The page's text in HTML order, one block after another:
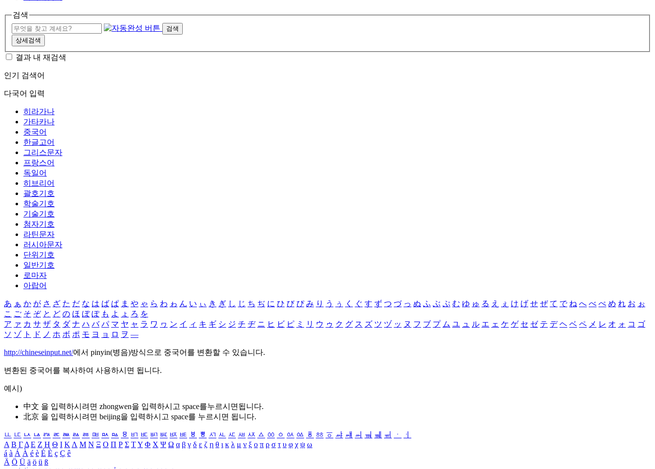
검색
검색
상세검색
결과 내 재검색
인기 검색어
다국어 입력
히라가나
가타카나
중국어
한글고어
그리스문자
프랑스어
독일어
히브리어
괄호기호
학술기호
기술기호
첨자기호
라틴문자
러시아문자
단위기호
일반기호
로마자
아랍어
あ ぁ か が さ ざ た だ な は ば ぱ ま や ゃ ら わ ゎ ん い ぃ き ぎ し じ ち ぢ に ひ び ぴ み り う ぅ く ぐ す ず つ づ っ ぬ ふ ぶ ぷ む ゆ ゅ る え ぇ け げ せ ぜ て で ね へ べ ぺ め れ お ぉ
こ ご そ ぞ と ど の ほ ぼ ぽ も よ ょ ろ を
ア ァ カ サ ザ タ ダ ナ ハ バ パ マ ヤ ャ ラ ワ ヮ ン イ ィ キ ギ シ ジ チ ヂ ニ ヒ ビ ピ ミ リ ウ ゥ ク グ ス ズ ツ ヅ ッ ヌ フ ブ プ ム ユ ュ ル エ ェ ケ ゲ セ ゼ テ デ ヘ ベ ペ メ レ オ ォ コ ゴ
ソ ゾ ト ド ノ ホ ボ ポ モ ヨ ョ ロ ヲ ―
http://chineseinput.net/에서 pinyin(병음)방식으로 중국어를 변환할 수 있습니다.
변환된 중국어를 복사하여 사용하시면 됩니다.
예시)
中文 을 입력하시려면 zhongwen을 입력하시고 space를누르시면됩니다.
北京 을 입력하시려면 beijing을 입력하시고 space를 누르시면 됩니다.
ㅥ ㅦ ㅧ ㅨ ㅩ ㅪ ㅫ ㅬ ㅭ ㅮ ㅯ ㅰ ㅱ ㅲ ㅳ ㅴ ㅵ ㅶ ㅷ ㅸ ㅹ ㅺ ㅻ ㅼ ㅽ ㅾ ㅿ ㆀ ㆁ ㆂ ㆃ ㆄ ㆅ ㆆ ㆇ ㆈ ㆉ ㆊ ㆋ ㆌ ㆍ
ㆎ
Α Β ΓΔ Ε Ζ Η Θ Ι ΚΛ Μ Ν Ξ Ο Π Ρ Σ ΤΥ Φ Χ Ψ Ω α β γ δ ε ζ η θ ι κ λ μ ν ξ ο π ρ σ τ υ φ χ ψ ω
á à Á À é è É È ç Ç ê
Ä Ö Ü ä ö ü ß